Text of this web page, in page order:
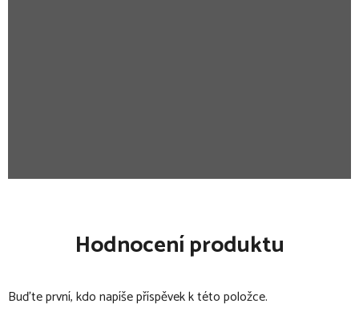
Hodnocení produktu
Buďte první, kdo napíše příspěvek k této položce.